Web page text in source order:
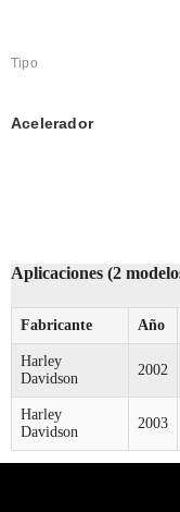
Tipo
Acelerador
Aplicaciones (2
Fabricante Año
Harley
Davidson
2002
Harley
Davidson
2003